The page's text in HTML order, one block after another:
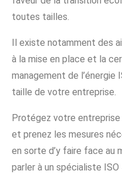
toutes tailles.
Il existe notamment des
à la mise en place et la
management de l’énergie
taille de votre entreprise.
Protégez votre
et prenez les mesures
en sorte d’y faire face au
parler à un spécialiste ISO